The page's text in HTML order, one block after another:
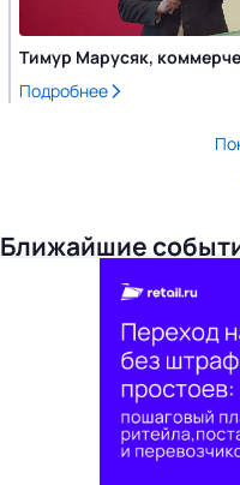
Тимур Марусяк,
Подробнее
Ближайшие